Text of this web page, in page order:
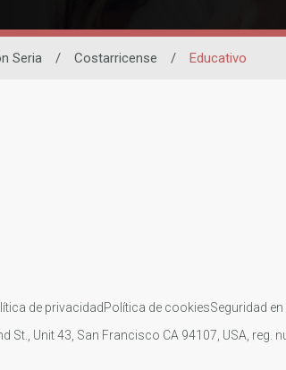
Seria / Costarricense / Educativo
de privacidadPolítica de cookiesSeguridad en
Unit 43, San Francisco CA 94107, USA, reg.